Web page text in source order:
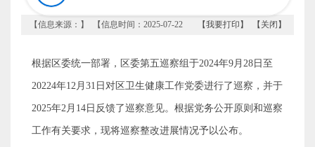
【信息来源：】 【信息时间：2025-07-22 【我要打印】 【关闭】
根据区委统一部署，区委第五巡察组于2024年9月 28 日至
20224年12月 31 日对区卫生健康工作党委进行了巡察，并于
2025年2月 14 日反馈了巡察意见。根据党务公开原则和巡察
工作有关要求，现将巡察整改进展情况予以公布。